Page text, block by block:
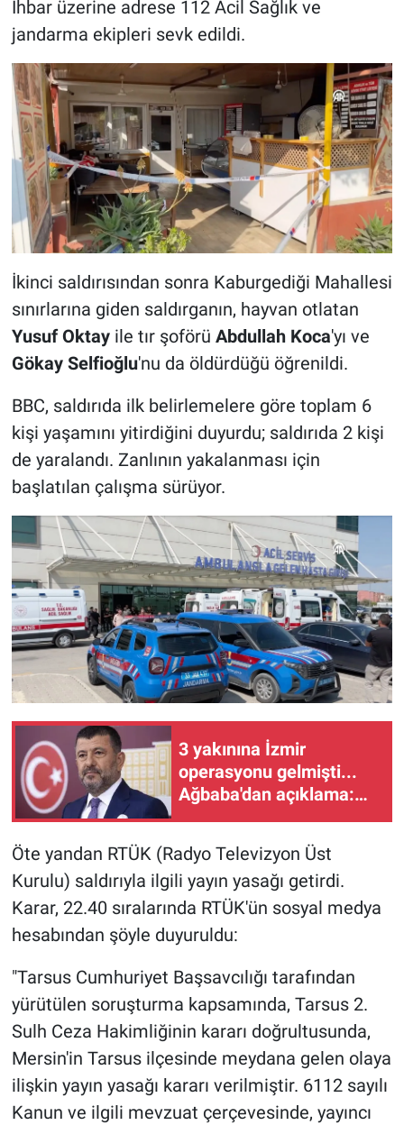
İhbar üzerine adrese 112 Acil Sağlık ve
jandarma ekipleri sevk edildi.
İkinci saldırısından sonra Kaburgediği Mahallesi
sınırlarına giden saldırganın, hayvan otlatan
Yusuf Oktayile tır şoförü Abdullah Koca'yı ve
Gökay Selfioğlu'nu da öldürdüğü öğrenildi.
BBC, saldırıda ilk belirlemelere göre toplam 6
kişi yaşamını yitirdiğini duyurdu; saldırıda 2 kişi
de yaralandı. Zanlının yakalanması için
başlatılan çalışma sürüyor.
3 yakınına İzmir
operasyonu gelmişti...
Ağbaba'dan açıklama:
Öte yandan RTÜK (Radyo Televizyon Üst
Kurulu) saldırıyla ilgili yayın yasağı getirdi.
Karar, 22.40 sıralarında RTÜK'ün sosyal medya
hesabından şöyle duyuruldu:
"Tarsus Cumhuriyet Başsavcılığı tarafından
yürütülen soruşturma kapsamında, Tarsus 2.
Sulh Ceza Hakimliğinin kararı doğrultusunda,
Mersin'in Tarsus ilçesinde meydana gelen olaya
ilişkin yayın yasağı kararı verilmiştir. 6112 sayılı
Kanun ve ilgili mevzuat çerçevesinde, yayıncı